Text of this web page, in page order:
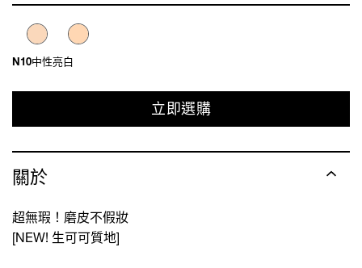
N10中性亮白
立即選購
關於
超無瑕！磨皮不假妝
[NEW! 生可可質地]